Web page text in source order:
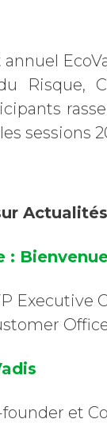
Risque,
sessions
:
Executive
et